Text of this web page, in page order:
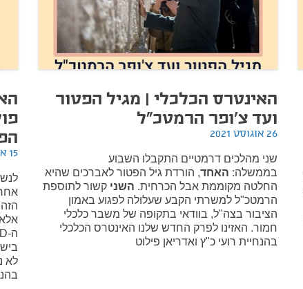
האינטרס הכלכלי | מגיל הפטור
ועד צ'ופר הרמטכ"ל
26 אוגוסט 2021
שני מהלכים דרמטיים התקבלו השבוע
בממשלה: האחד, הורדת גיל הפטור לאברכים שהיא
החלטה מקוממת אבל הכרחית. השני קשור לתוספת
הרמטכ"ל למשרתי הקבע שעלולה לפגוע באמון
הציבור בצה"ל, בוודאי בתקופה של משבר כלכלי
חמור. האזינו לפרק החדש שלנו האינטרס הכלכלי
בהנחיית רועי כ"ץ ואדריאן פילוט
15 אוגוסט 2021
לא